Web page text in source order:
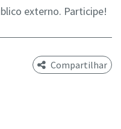
externo. Participe!
Compartilhar